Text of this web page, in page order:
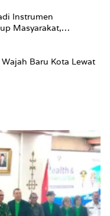
Instrumen
Masyarakat,
Pemkot
Baru Kota Lewat